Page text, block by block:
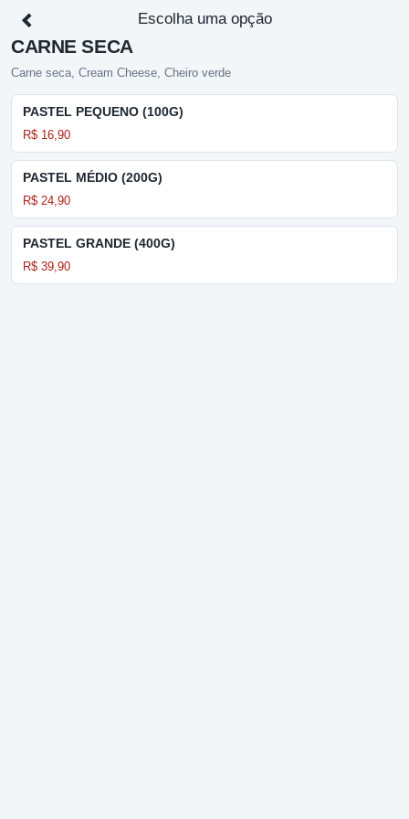
Escolha uma opção
CARNE SECA
Carne seca, Cream Cheese, Cheiro verde
PASTEL PEQUENO (100G)
R$ 16,90
PASTEL MÉDIO (200G)
R$ 24,90
PASTEL GRANDE (400G)
R$ 39,90